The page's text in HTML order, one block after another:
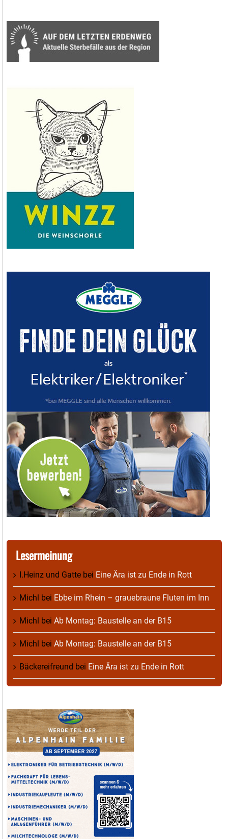
Lesermeinung
I.Heinz und Gatte bei Eine Ära ist zu Ende in Rott
Michl bei Ebbe im Rhein – grauebraune Fluten im Inn
Michl bei Ab Montag: Baustelle an der B15
Michl bei Ab Montag: Baustelle an der B15
Bäckereifreund bei Eine Ära ist zu Ende in Rott